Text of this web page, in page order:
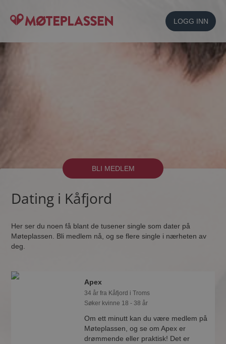
LOGG INN
BLI MEDLEM
Dating i Kåfjord
Her ser du noen få blant de tusener single som dater på
Møteplassen. Bli medlem nå, og se flere single i nærheten av
deg.
Apex
34 år fra Kåfjord i Troms
Søker kvinne 18 - 38 år
Om ett minutt kan du være medlem på
Møteplassen, og se om Apex er
drømmende eller praktisk! Det er